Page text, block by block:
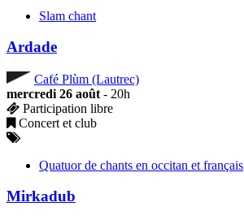
Slam chant
Ardade
Café Plùm (Lautrec)
mercredi 26 août - 20h
Participation libre
Concert et club
Quatuor de chants en occitan et français
Mirkadub